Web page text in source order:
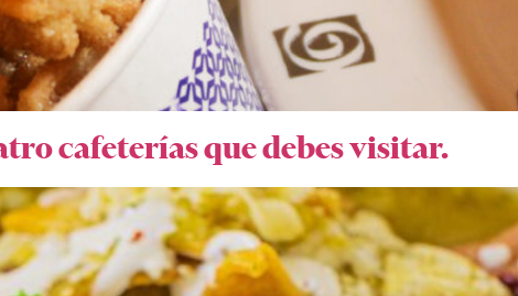
cafeterías que debes visitar.